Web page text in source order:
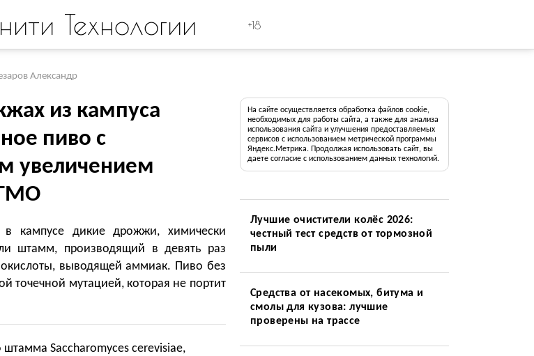
Технологии +18
Александр
из кампуса
пиво с
увеличением
кампусе дикие дрожжи, химически
штамм, производящий в девять раз
выводящей аммиак. Пиво без
точечной мутацией, которая не портит
штамма Saccharomyces cerevisiae,
На сайте осуществляется обработка файлов cookie,
необходимых для работы сайта, а также для анализа
использования сайта и улучшения предоставляемых
сервисов с использованием метрической программы
Яндекс.Метрика. Продолжая использовать сайт, вы
даете согласие с использованием данных технологий.
Лучшие очистители колёс 2026:
честный тест средств от тормозной
пыли
Средства от насекомых, битума и
смолы для кузова: лучшие
проверены на трассе